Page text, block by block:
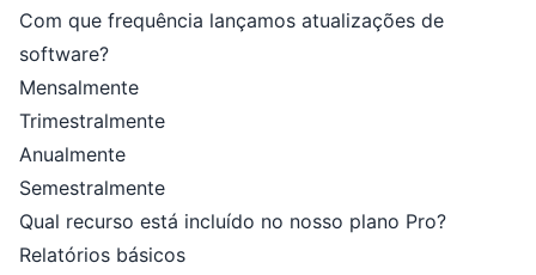
Com que frequência lançamos atualizações de
software?
Mensalmente
Trimestralmente
Anualmente
Semestralmente
Qual recurso está incluído no nosso plano Pro?
Relatórios básicos